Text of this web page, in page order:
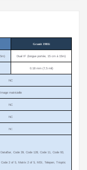
Granit 1981i
Dual IF (longue portée, 15 cm à 15m)
0.18 mm (7,5 mil)
NC
Image matricielle
NC
NC
NC
Code 39, Code 128, Code 11, Code 93,
Code 2 of 5, Matrix 2 of 5, MSI, Telepen, Trioptic